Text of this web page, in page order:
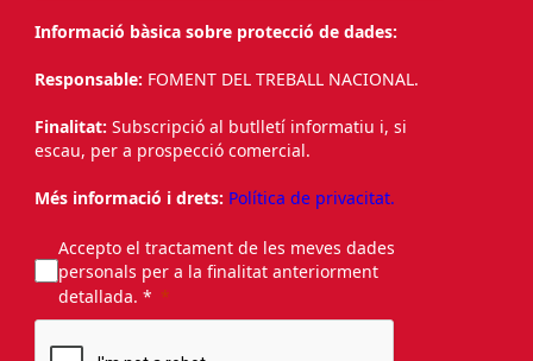
Informació bàsica sobre protecció de dades:
Responsable: FOMENT DEL TREBALL NACIONAL.
Finalitat: Subscripció al butlletí informatiu i, si
escau, per a prospecció comercial.
Més informació i drets: Política de privacitat.
Accepto el tractament de les meves dades
personals per a la finalitat anteriorment
detallada. *